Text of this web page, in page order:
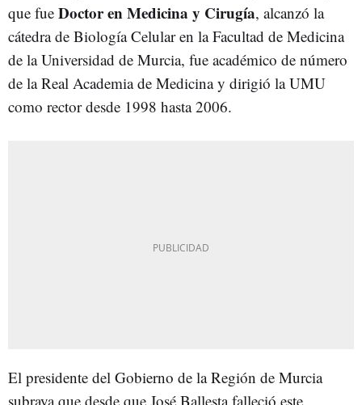
que fue Doctor en Medicina y Cirugía, alcanzó la
cátedra de Biología Celular en la Facultad de Medicina
de la Universidad de Murcia, fue académico de número
de la Real Academia de Medicina y dirigió la UMU
como rector desde 1998 hasta 2006.
El presidente del Gobierno de la Región de Murcia
subraya que desde que José Ballesta falleció este